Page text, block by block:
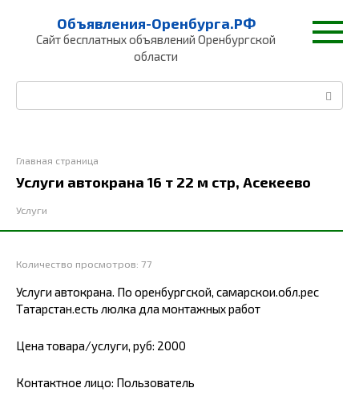
контенту
Объявления-Оренбурга.РФ
Сайт бесплатных объявлений Оренбургской
области
Главная страница
Услуги автокрана 16 т 22 м стр, Асекеево
Услуги
Количество просмотров: 77
Услуги автокрана. По оренбургской, самарскои.обл.рес
Татарстан.есть люлка дла монтажных работ
Цена товара/услуги, руб: 2000
Контактное лицо: Пользователь